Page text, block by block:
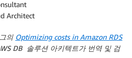
Architect
의 Optimizing costs in Amazon RDS
DB 솔루션 아키텍트가 번역 및 검